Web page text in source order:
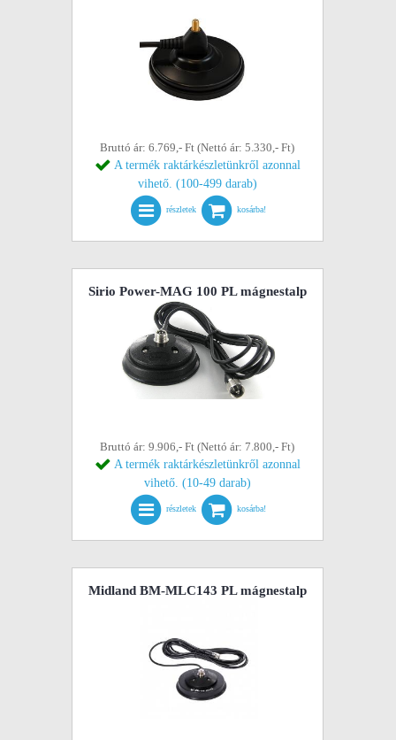
Bruttó ár: 6.769,- Ft (Nettó ár: 5.330,- Ft)
A termék raktárkészletünkről azonnal
vihető. (100-499 darab)
részletek kosárba!
Sirio Power-MAG 100 PL mágnestalp
Bruttó ár: 9.906,- Ft (Nettó ár: 7.800,- Ft)
A termék raktárkészletünkről azonnal
vihető. (10-49 darab)
részletek kosárba!
Midland BM-MLC143 PL mágnestalp